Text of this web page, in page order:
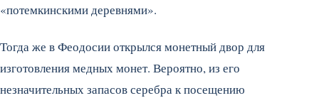
«потемкинскими деревнями».
Тогда же в Феодосии открылся монетный двор для
изготовления медных монет. Вероятно, из его
незначительных запасов серебра к посещению